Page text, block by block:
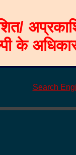
के
Search